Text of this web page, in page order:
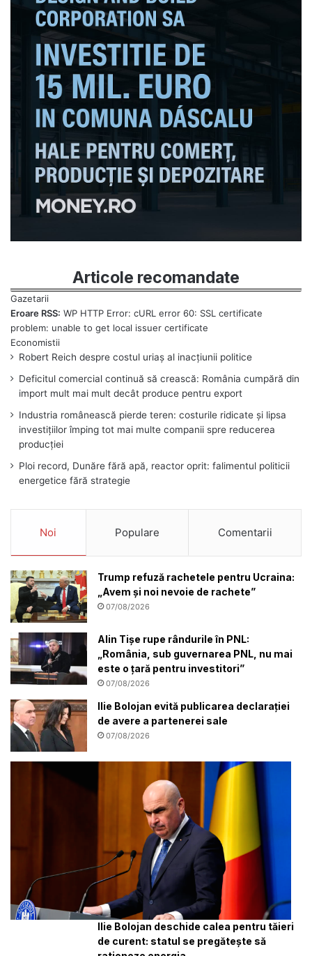
Articole recomandate
Eroare RSS: WP HTTP Error: cURL error 60: SSL certificate
problem: unable to get local issuer certificate
Robert Reich despre costul uriaș al inacțiunii politice
Deficitul comercial continuă să crească: România cumpără din
import mult mai mult decât produce pentru export
Industria românească pierde teren: costurile ridicate și lipsa
investițiilor împing tot mai multe companii spre reducerea
producției
Ploi record, Dunăre fără apă, reactor oprit: falimentul politicii
energetice fără strategie
Noi Populare Comentarii
Trump refuză rachetele pentru Ucraina:
„Avem și noi nevoie de rachete”
07/08/2026
Alin Tișe rupe rândurile în PNL:
„România, sub guvernarea PNL, nu mai
este o țară pentru investitori”
07/08/2026
Ilie Bolojan evită publicarea declarației
de avere a partenerei sale
07/08/2026
Ilie Bolojan deschide calea pentru tăieri
de curent: statul se pregătește să